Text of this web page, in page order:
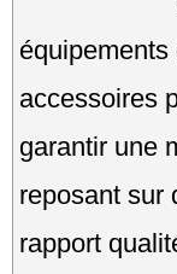
accessoires
garantir une
reposant sur
rapport